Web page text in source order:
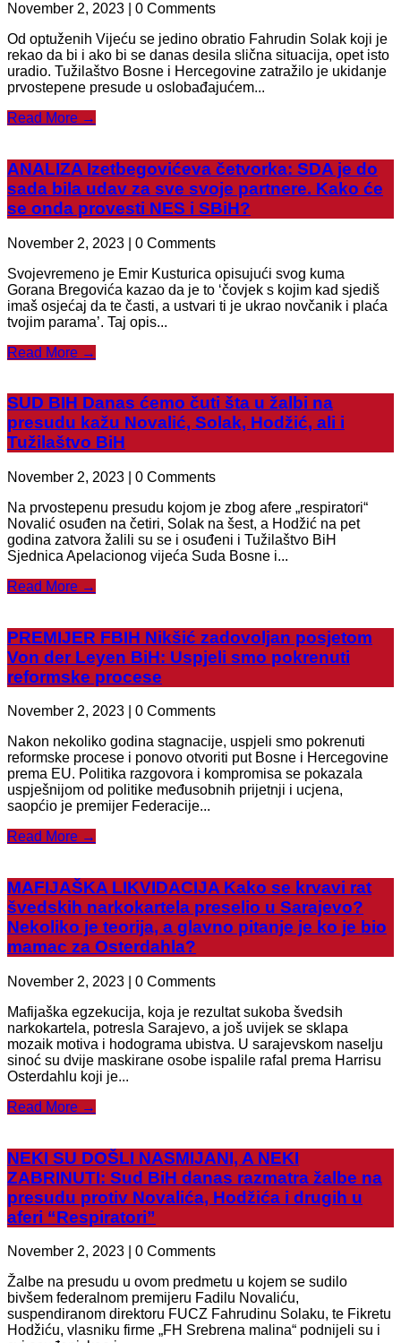
November 2, 2023 | 0 Comments
Od optuženih Vijeću se jedino obratio Fahrudin Solak koji je
rekao da bi i ako bi se danas desila slična situacija, opet isto
uradio. Tužilaštvo Bosne i Hercegovine zatražilo je ukidanje
prvostepene presude u oslobađajućem...
Read More →
ANALIZA Izetbegovićeva četvorka: SDA je do
sada bila udav za sve svoje partnere. Kako će
se onda provesti NES i SBiH?
November 2, 2023 | 0 Comments
Svojevremeno je Emir Kusturica opisujući svog kuma
Gorana Bregovića kazao da je to ‘čovjek s kojim kad sjediš
imaš osjećaj da te časti, a ustvari ti je ukrao novčanik i plaća
tvojim parama’. Taj opis...
Read More →
SUD BIH Danas ćemo čuti šta u žalbi na
presudu kažu Novalić, Solak, Hodžić, ali i
Tužilaštvo BiH
November 2, 2023 | 0 Comments
Na prvostepenu presudu kojom je zbog afere „respiratori“
Novalić osuđen na četiri, Solak na šest, a Hodžić na pet
godina zatvora žalili su se i osuđeni i Tužilaštvo BiH
Sjednica Apelacionog vijeća Suda Bosne i...
Read More →
PREMIJER FBIH Nikšić zadovoljan posjetom
Von der Leyen BiH: Uspjeli smo pokrenuti
reformske procese
November 2, 2023 | 0 Comments
Nakon nekoliko godina stagnacije, uspjeli smo pokrenuti
reformske procese i ponovo otvoriti put Bosne i Hercegovine
prema EU. Politika razgovora i kompromisa se pokazala
uspješnijom od politike međusobnih prijetnji i ucjena,
saopćio je premijer Federacije...
Read More →
MAFIJAŠKA LIKVIDACIJA Kako se krvavi rat
švedskih narkokartela preselio u Sarajevo?
Nekoliko je teorija, a glavno pitanje je ko je bio
mamac za Osterdahla?
November 2, 2023 | 0 Comments
Mafijaška egzekucija, koja je rezultat sukoba švedsih
narkokartela, potresla Sarajevo, a još uvijek se sklapa
mozaik motiva i hodograma ubistva. U sarajevskom naselju
sinoć su dvije maskirane osobe ispalile rafal prema Harrisu
Osterdahlu koji je...
Read More →
NEKI SU DOŠLI NASMIJANI, A NEKI
ZABRINUTI: Sud BiH danas razmatra žalbe na
presudu protiv Novalića, Hodžića i drugih u
aferi “Respiratori”
November 2, 2023 | 0 Comments
Žalbe na presudu u ovom predmetu u kojem se sudilo
bivšem federalnom premijeru Fadilu Novaliću,
suspendiranom direktoru FUCZ Fahrudinu Solaku, te Fikretu
Hodžiću, vlasniku firme „FH Srebrena malina“ podnijeli su i